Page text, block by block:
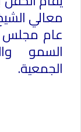
معالي
عام مجلس
السمو
الجمعية.